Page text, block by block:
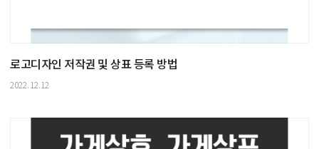
로고디자인 저작권 및 상표 등록 방법
2022.12.12